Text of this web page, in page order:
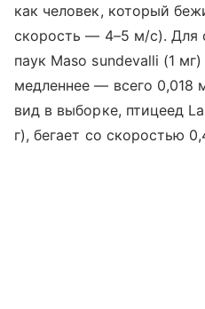
как человек, который
скорость — 4–5 м/с). Для
паук Maso sundevalli (1
медленнее — всего
вид в выборке, птицеед
г), бегает со скоростью